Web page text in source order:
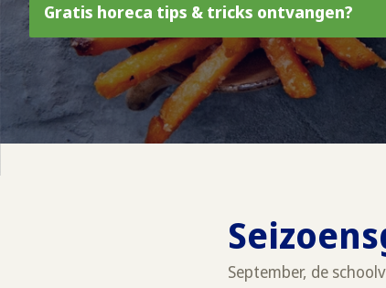
Gratis horeca tips & tricks ontvangen?
September, de